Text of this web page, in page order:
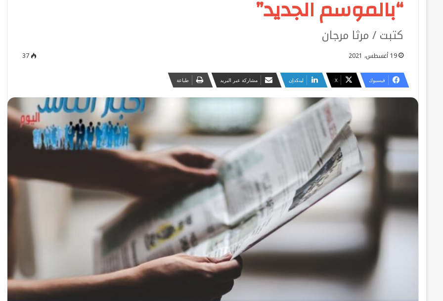
“بالموسم الجديد”
كتبت / مرثا مرجان
19 أغسطس، 2021 37
فيسبوك ‫X لينكدإن مشاركة عبر البريد طباعة